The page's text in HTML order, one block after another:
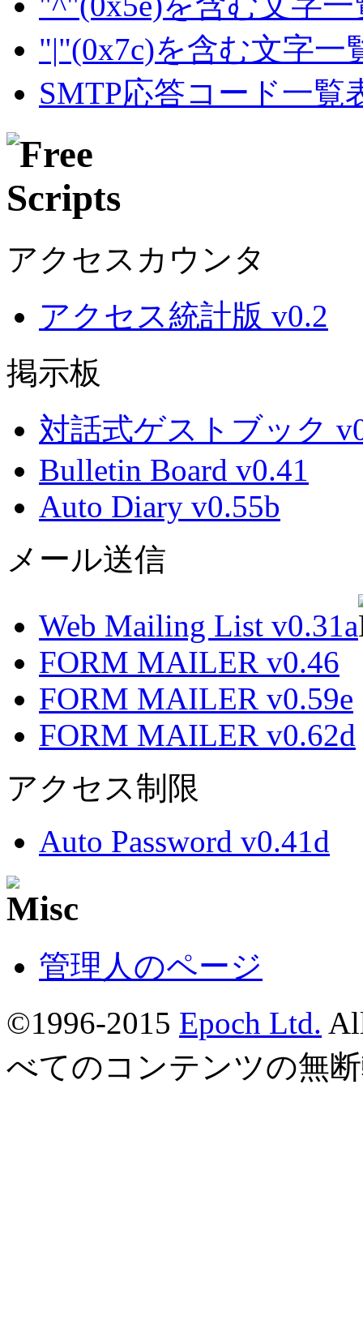
"|"(0x7c)を含む文字一
SMTP応答コード一覧
アクセスカウンタ
アクセス統計版 v0.2
掲示板
対話式ゲストブック
Bulletin Board v0.41
Auto Diary v0.55b
メール送信
Web Mailing List v0.31a
FORM MAILER v0.46
FORM MAILER v0.59e
FORM MAILER v0.62d
アクセス制限
Auto Password v0.41d
管理人のページ
©1996-2015 Epoch Ltd.
べてのコンテンツの無